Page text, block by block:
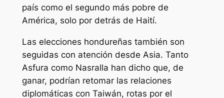
país como el segundo más pobre de
América, solo por detrás de Haití.
Las elecciones hondureñas también son
seguidas con atención desde Asia. Tanto
Asfura como Nasralla han dicho que, de
ganar, podrían retomar las relaciones
diplomáticas con Taiwán, rotas por el